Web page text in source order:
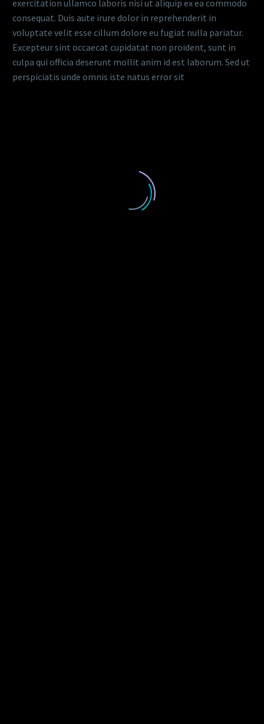
exercitation ullamco laboris nisi ut aliquip ex ea commodo
consequat. Duis aute irure dolor in reprehenderit in
voluptate velit esse cillum dolore eu fugiat nulla pariatur.
Excepteur sint occaecat cupidatat non proident, sunt in
culpa qui officia deserunt mollit anim id est laborum. Sed ut
perspiciatis unde omnis iste natus error sit